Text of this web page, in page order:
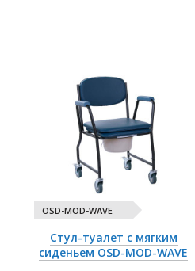
OSD-MOD-WAVE
Стул-туалет с мягким
сиденьем OSD-MOD-WAVE